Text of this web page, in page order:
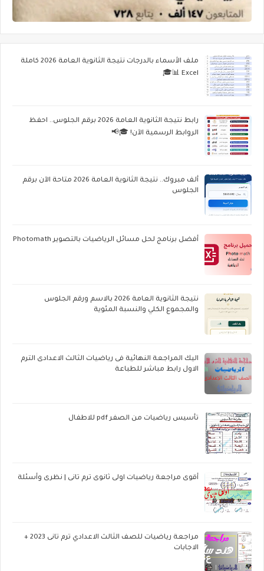
ملف الأسماء بالدرجات نتيجة الثانوية العامة 2026 كاملة
Excel 📊🎓
رابط نتيجة الثانوية العامة 2026 برقم الجلوس.. احفظ
الروابط الرسمية الآن! 🎓📢
ألف مبروك.. نتيجة الثانوية العامة 2026 متاحة الآن برقم
الجلوس
أفضل برنامج لحل مسائل الرياضيات بالتصوير Photomath
نتيجة الثانوية العامة 2026 بالاسم ورقم الجلوس
والمجموع الكلي والنسبة المئوية
اليك المراجعة النهائية فى رياضيات الثالث الاعدادى الترم
الاول رابط مباشر للطباعة
تأسيس رياضيات من الصفر pdf للاطفال
أقوى مراجعة رياضيات اولى ثانوى ترم تانى | نظرى وأسئلة
مراجعة رياضيات للصف الثالث الاعدادي ترم تانى 2023 +
الاجابات